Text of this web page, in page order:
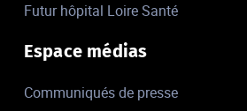
Futur hôpital Loire Santé
Espace médias
Communiqués de presse